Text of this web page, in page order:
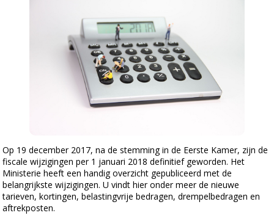
Op 19 december 2017, na de stemming in de Eerste Kamer, zijn de
fiscale wijzigingen per 1 januari 2018 definitief geworden. Het
Ministerie heeft een handig overzicht gepubliceerd met de
belangrijkste wijzigingen. U vindt hier onder meer de nieuwe
tarieven, kortingen, belastingvrije bedragen, drempelbedragen en
aftrekposten.